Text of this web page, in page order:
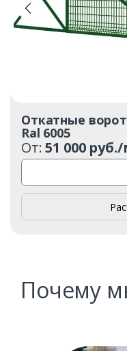
Ваше имя*
Откатные
Ral 6005
От:51 000
Почему